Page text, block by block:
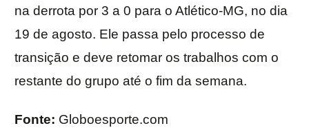
na derrota por 3 a 0 para o Atlético-MG, no dia
19 de agosto. Ele passa pelo processo de
transição e deve retomar os trabalhos com o
restante do grupo até o fim da semana.
Fonte: Globoesporte.com